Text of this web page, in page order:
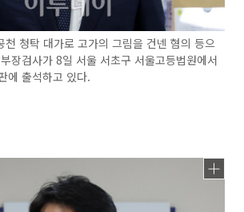
청탁 대가로 고가의 그림을 건넨 혐의 등으
장검사가 8일 서울 서초구 서울고등법원에서
에 출석하고 있다.